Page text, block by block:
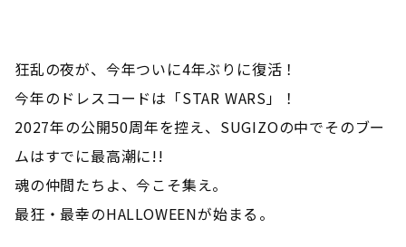
狂乱の夜が、今年ついに4年ぶりに復活！
今年のドレスコードは「STAR WARS」！
2027年の公開50周年を控え、SUGIZOの中でそのブー
ムはすでに最高潮に!!
魂の仲間たちよ、今こそ集え。
最狂・最幸のHALLOWEENが始まる―――。